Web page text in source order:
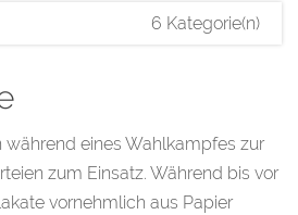
6 Kategorie(n)
eines Wahlkampfes zur
zum Einsatz. Während bis vor
vornehmlich aus Papier